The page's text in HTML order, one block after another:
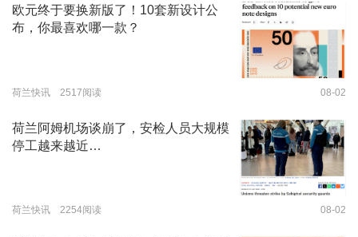
欧元终于要换新版了！10套新设计公
布，你最喜欢哪一款？
荷兰快讯 2517阅读 08-02
荷兰阿姆机场谈崩了，安检人员大规模
停工越来越近…
荷兰快讯 2254阅读 08-02